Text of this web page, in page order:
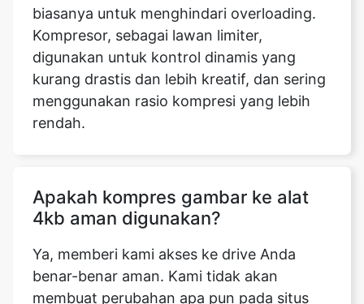
kurang drastis dan lebih kreatif, dan sering
menggunakan rasio kompresi yang lebih
rendah.
Apakah kompres gambar ke alat
benar-benar aman. Kami tidak akan
membuat perubahan apa pun pada situs
Anda, dan file Anda akan tetap aman
dalam kepemilikan Anda. Anda cukup
mengompres gambar apa pun